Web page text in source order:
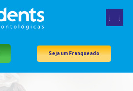
Seja um Franqueado